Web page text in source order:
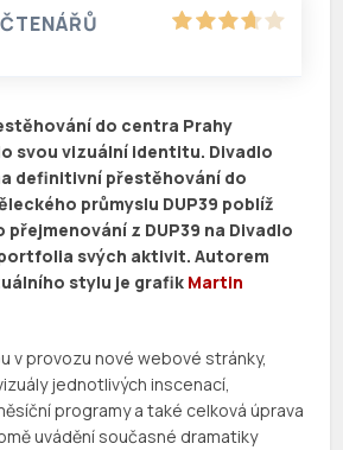
do centra Prahy
svou vizuální identitu. Divadlo
definitivní přestěhování do
průmyslu DUP39 poblíž
z DUP39 na Divadlo
svých aktivit. Autorem
stylu je grafik Martin
v provozu nové webové stránky,
jednotlivých inscenací,
programy a také celková úprava
uvádění současné dramatiky